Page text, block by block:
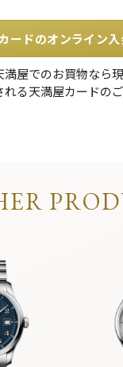
ードのオンライン
満屋でのお買物なら
れる天満屋カードの